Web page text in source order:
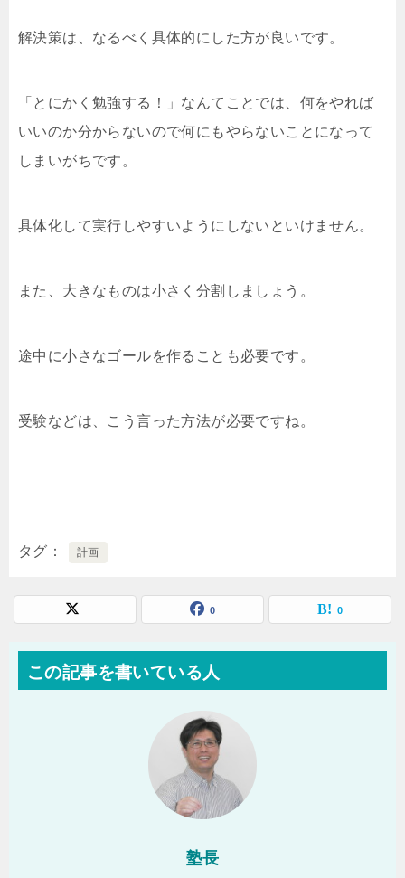
解決策は、なるべく具体的にした方が良いです。
「とにかく勉強する！」なんてことでは、何をやれば
いいのか分からないので何にもやらないことになって
しまいがちです。
具体化して実行しやすいようにしないといけません。
また、大きなものは小さく分割しましょう。
途中に小さなゴールを作ることも必要です。
受験などは、こう言った方法が必要ですね。
タグ 計画
0 0
この記事を書いている人
塾長